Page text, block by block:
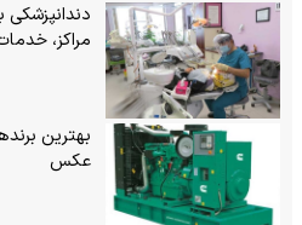
دندانپزشکی
مراکز،
بهترین
عکس